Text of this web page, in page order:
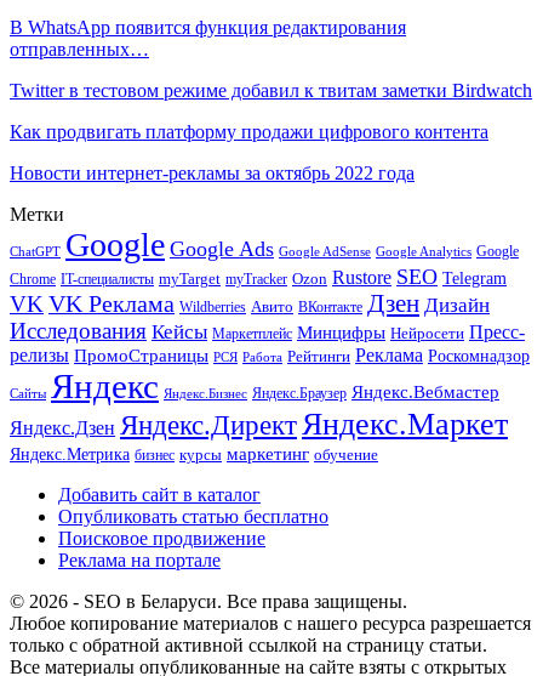
В WhatsApp появится функция редактирования
отправленных…
Twitter в тестовом режиме добавил к твитам заметки Birdwatch
Как продвигать платформу продажи цифрового контента
Новости интернет-рекламы за октябрь 2022 года
Метки
ChatGPT Google Google Ads Google AdSense Google Analytics Google
Chrome IT-специалисты myTarget myTracker Ozon Rustore SEO Telegram
VK VK Реклама Wildberries Авито ВКонтакте Дзен Дизайн
Исследования Кейсы Маркетплейс Минцифры Нейросети Пресс-
релизы ПромоСтраницы РСЯ Работа Рейтинги Реклама Роскомнадзор
Сайты Яндекс Яндекс.Бизнес Яндекс.Браузер Яндекс.Вебмастер
Яндекс.Дзен Яндекс.ДиректЯндекс.Маркет
Яндекс.Метрика бизнес курсы маркетинг обучение
Добавить сайт в каталог
Опубликовать статью бесплатно
Поисковое продвижение
Реклама на портале
© 2026 - SEO в Беларуси. Все права защищены.
Любое копирование материалов с нашего ресурса разрешается
только с обратной активной ссылкой на страницу статьи.
Все материалы опубликованные на сайте взяты с открытых